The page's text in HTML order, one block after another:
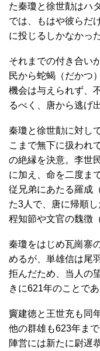
た秦瓊と徐世勣はハ
では、もはや彼らだ
に投じるしかなかっ
それまでの付き合い
民から蛇蝎（だかつ
機会は与えられず、
るべく、唐から逃げ
秦瓊と徐世勣に対し
こまで無下に扱われ
の絶縁を決意。李世
に加え、命を二度ま
従兄弟にあたる羅成
た3人で、唐に帰順
程知節や文官の魏徴
秦瓊をはじめ瓦崗寨
めるが、単雄信は尾
拒んだため、当人の
きに621年のことであ
竇建徳と王世充も同
他の群雄も623年ま
陣営には新たに尉遅